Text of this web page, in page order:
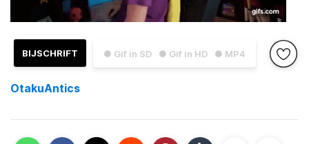
● Gif in SD ● Gif in HD ● MP4
BIJSCHRIFT
OtakuAntics